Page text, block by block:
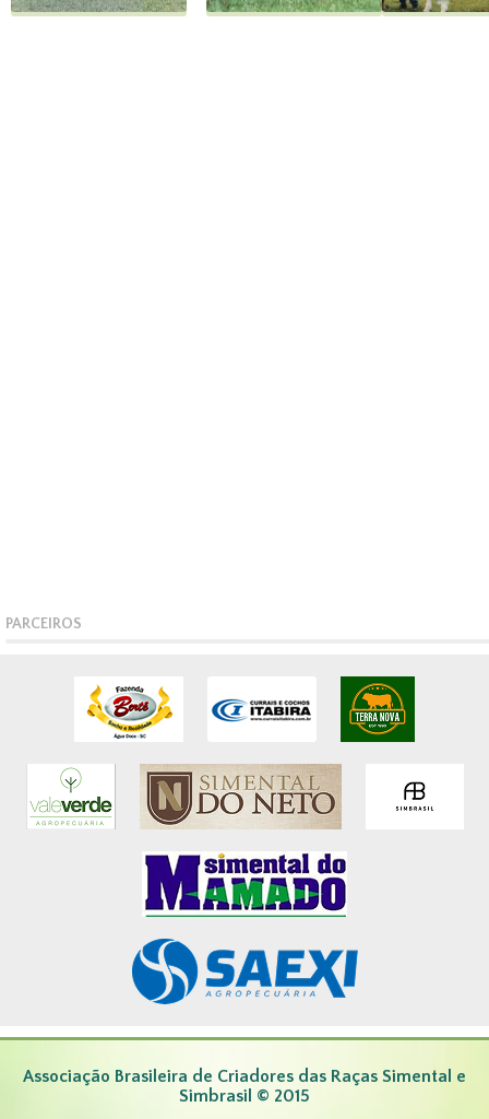
PARCEIROS
Associação Brasileira de Criadores das Raças Simental e
Simbrasil © 2015